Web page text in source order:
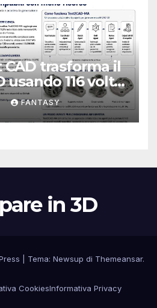
trasforma il
usando 116 volte
FANTASY
in 3D
Tema: Newsup di Themeansar.
CookiesInformativa Privacy